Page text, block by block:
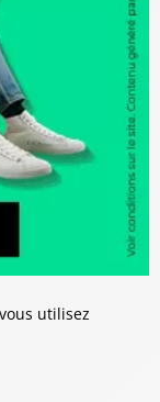
utilisez